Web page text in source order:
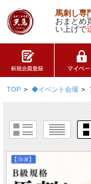
馬刺し
おまとめ
い上げで
TOP > ◆イベント会場 >